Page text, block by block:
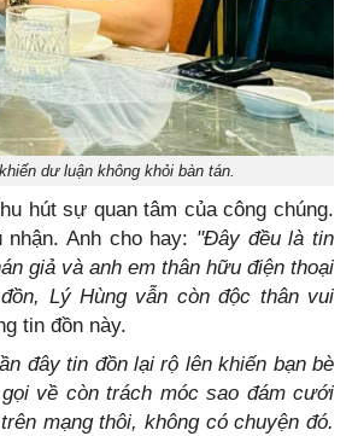
dư luận không khỏi bàn tán.
hút sự quan tâm của công chúng.
Anh cho hay: "Đây đều là tin
giả và anh em thân hữu điện thoại
Lý Hùng vẫn còn độc thân vui
tin đồn này.
đây tin đồn lại rộ lên khiến bạn bè
về còn trách móc sao đám cưới
mạng thôi, không có chuyện đó.